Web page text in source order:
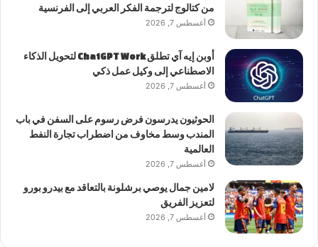
من كتالوج لترجمة الفكر العربي إلى الفرنسية
أغسطس 7, 2026
أوبن إيه آي تطلق ChatGPT Work لتحويل الذكاء
الاصطناعي إلى وكيل عمل ذكي
أغسطس 7, 2026
الحوثيون يدرسون فرض رسوم على السفن في باب
المندب وسط مخاوف من اضطراب تجارة النفط
العالمية
أغسطس 7, 2026
لامين جمال يوصي برشلونة بالتعاقد مع بيدرو بورو
لتعزيز الفريق
أغسطس 7, 2026